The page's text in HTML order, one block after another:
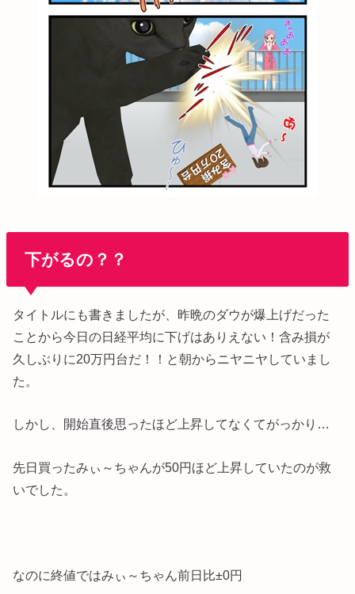
下がるの？？
タイトルにも書きましたが、昨晩のダウが爆上げだった
ことから今日の日経平均に下げはありえない！含み損が
久しぶりに20万円台だ！！と朝からニヤニヤしていまし
た。
しかし、開始直後思ったほど上昇してなくてがっかり…
先日買ったみぃ～ちゃんが50円ほど上昇していたのが救
いでした。
なのに終値ではみぃ～ちゃん前日比±0円